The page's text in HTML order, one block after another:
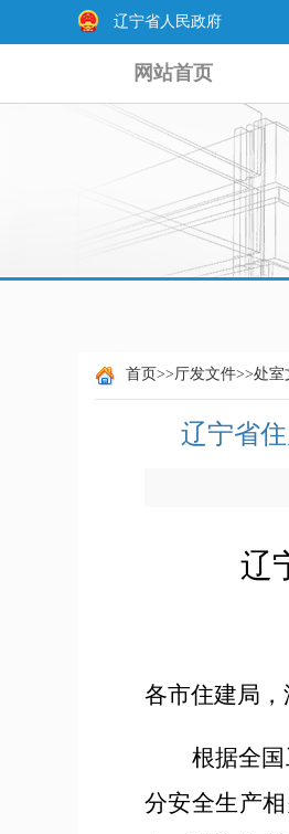
辽宁省人民政府
网站首页
首页>>厅发文件>>处室
辽宁省
辽
各市住建局
根据全
分安全生产